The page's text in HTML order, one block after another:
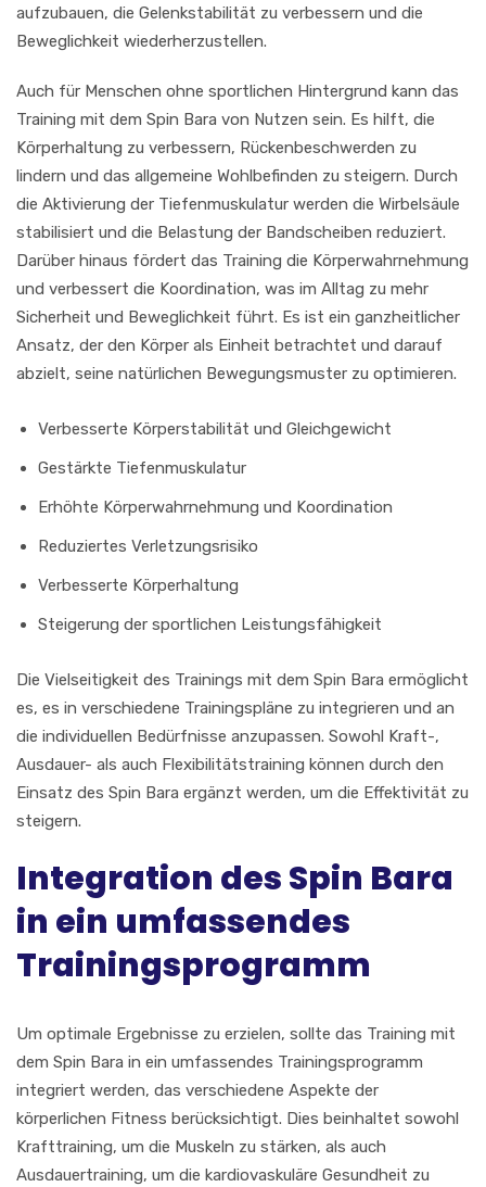
aufzubauen, die Gelenkstabilität zu verbessern und die
Beweglichkeit wiederherzustellen.
Auch für Menschen ohne sportlichen Hintergrund kann das
Training mit dem Spin Bara von Nutzen sein. Es hilft, die
Körperhaltung zu verbessern, Rückenbeschwerden zu
lindern und das allgemeine Wohlbefinden zu steigern. Durch
die Aktivierung der Tiefenmuskulatur werden die Wirbelsäule
stabilisiert und die Belastung der Bandscheiben reduziert.
Darüber hinaus fördert das Training die Körperwahrnehmung
und verbessert die Koordination, was im Alltag zu mehr
Sicherheit und Beweglichkeit führt. Es ist ein ganzheitlicher
Ansatz, der den Körper als Einheit betrachtet und darauf
abzielt, seine natürlichen Bewegungsmuster zu optimieren.
Verbesserte Körperstabilität und Gleichgewicht
Gestärkte Tiefenmuskulatur
Erhöhte Körperwahrnehmung und Koordination
Reduziertes Verletzungsrisiko
Verbesserte Körperhaltung
Steigerung der sportlichen Leistungsfähigkeit
Die Vielseitigkeit des Trainings mit dem Spin Bara ermöglicht
es, es in verschiedene Trainingspläne zu integrieren und an
die individuellen Bedürfnisse anzupassen. Sowohl Kraft-,
Ausdauer- als auch Flexibilitätstraining können durch den
Einsatz des Spin Bara ergänzt werden, um die Effektivität zu
steigern.
Integration des Spin Bara
in ein umfassendes
Trainingsprogramm
Um optimale Ergebnisse zu erzielen, sollte das Training mit
dem Spin Bara in ein umfassendes Trainingsprogramm
integriert werden, das verschiedene Aspekte der
körperlichen Fitness berücksichtigt. Dies beinhaltet sowohl
Krafttraining, um die Muskeln zu stärken, als auch
Ausdauertraining, um die kardiovaskuläre Gesundheit zu